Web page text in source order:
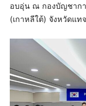
อบอุ่น ณ กองบัญชาก
(เกาหลีใต้) จังหวัดแท